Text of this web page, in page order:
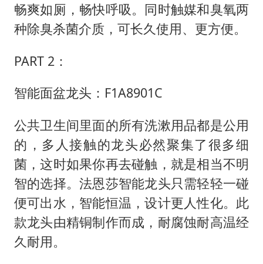
畅爽如厕，畅快呼吸。同时触媒和臭氧两
种除臭杀菌介质，可长久使用、更方便。
PART 2：
智能面盆龙头：F1A8901C
公共卫生间里面的所有洗漱用品都是公用
的，多人接触的龙头必然聚集了很多细
菌，这时如果你再去碰触，就是相当不明
智的选择。法恩莎智能龙头只需轻轻一碰
便可出水，智能恒温，设计更人性化。此
款龙头由精铜制作而成，耐腐蚀耐高温经
久耐用。